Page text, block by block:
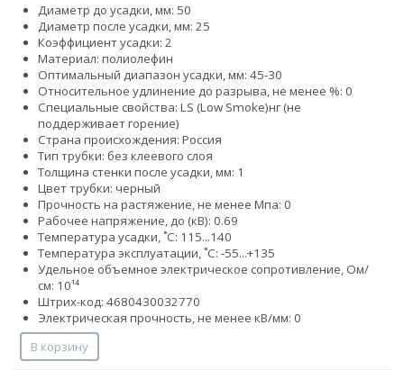
Диаметр до усадки, мм: 50
Диаметр после усадки, мм: 25
Коэффициент усадки: 2
Материал: полиолефин
Оптимальный диапазон усадки, мм: 45-30
Относительное удлинение до разрыва, не менее %: 0
Специальные свойства: LS (Low Smoke)нг (не
поддерживает горение)
Страна происхождения: Россия
Тип трубки: без клеевого слоя
Толщина стенки после усадки, мм: 1
Цвет трубки: черный
Прочность на растяжение, не менее Мпа: 0
Рабочее напряжение, до (кВ): 0.69
Температура усадки, ˚С: 115...140
Температура эксплуатации, ˚С: -55...+135
Удельное объемное электрическое сопротивление, Ом/
см: 10¹⁴
Штрих-код: 4680430032770
Электрическая прочность, не менее кВ/мм: 0
В корзину